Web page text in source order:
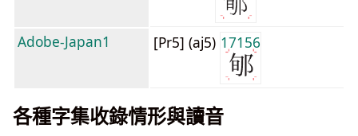
Adobe-Japan1 [Pr5] (aj5) 17156
各種字集收錄情形與讀音